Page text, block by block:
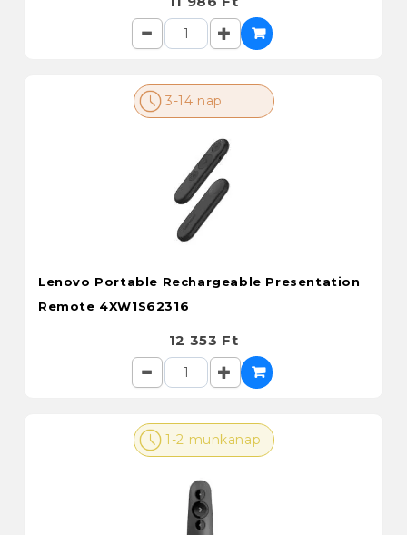
3-14 nap
Lenovo Portable Rechargeable Presentation
Remote 4XW1S62316
12 353 Ft
1-2 munkanap